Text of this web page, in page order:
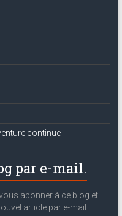
continue
par e-mail.
abonner à ce blog et
article par e-mail.